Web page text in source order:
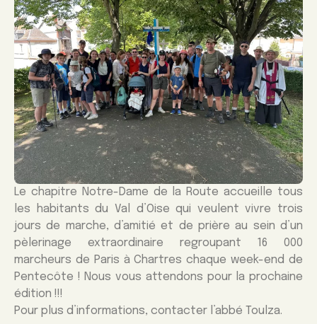
Le chapitre Notre-Dame de la Route accueille tous
les habitants du Val d’Oise qui veulent vivre trois
jours de marche, d’amitié et de prière au sein d’un
pèlerinage extraordinaire regroupant 16 000
marcheurs de Paris à Chartres chaque week-end de
Pentecôte ! Nous vous attendons pour la prochaine
édition !!!
Pour plus d’informations, contacter l’abbé Toulza.